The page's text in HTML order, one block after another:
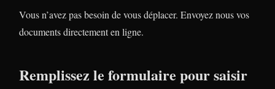
Vous n’avez pas besoin de vous déplacer. Envoyez nous vos
documents directement en ligne.
Remplissez le formulaire pour saisir